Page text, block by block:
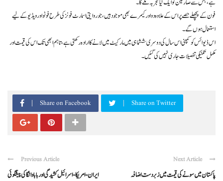
ہے، جس سے صارفین کو ایک نیا تجربہ ملے گا۔
فون کے پچھلے حصے پر اس کے علاوہ دو اور کیمرے بھی موجود ہیں، جو روایتی اسمارٹ فونز کی طرح فوٹو اور ویڈیو کے لیے
استعمال ہوں گے۔
اس ڈیوائس کو کمپنی اس سال کی دوسری ششماہی میں مارکیٹ میں لانے کا ارادہ رکھتی ہے، تاہم ابھی تک اس کی قیمت اور
مکمل تکنیکی تفصیلات جاری نہیں کی گئیں۔
Share on Facebook Share on Twitter
Previous Article
ایران-امریکا-اسرائیل کشیدگی اور بابا وانگا کی پیشگوئی
Next Article
پاکستان میں سونے کی قیمت میں زبردست اضافہ